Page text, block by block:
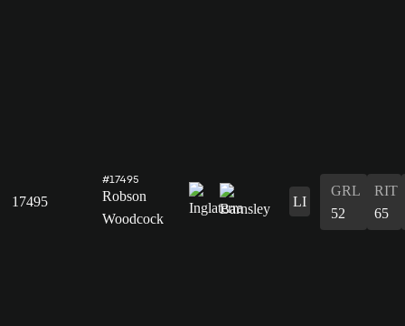
17495
#17495
Robson
Woodcock
LI
GRL
52
RIT
65